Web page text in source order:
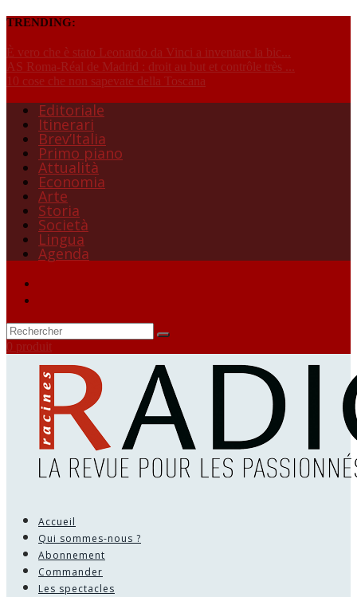
TRENDING:
È vero che è stato Leonardo da Vinci a inventare la bic...
AS Roma-Réal de Madrid : droit au but et contrôle très ...
10 cose che non sapevate della Toscana
Editoriale
Itinerari
Brev’Italia
Primo piano
Attualità
Economia
Arte
Storia
Società
Lingua
Agenda
0 produit
Accueil
Qui sommes-nous ?
Abonnement
Commander
Les spectacles